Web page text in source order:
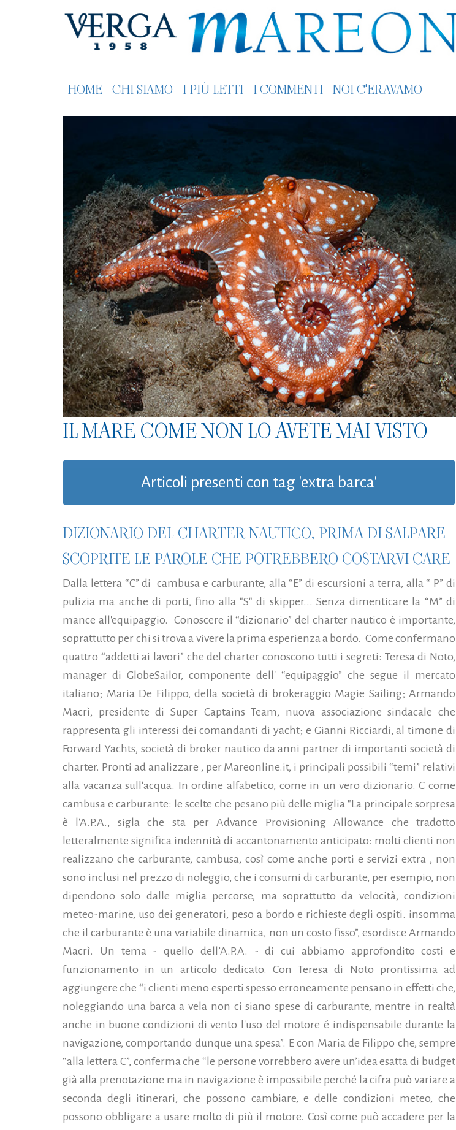
HOME CHI SIAMO I PIÙ LETTI I COMMENTI NOI C'ERAVAMO
IL MARE COME NON LO AVETE MAI VISTO
Articoli presenti con tag 'extra barca'
DIZIONARIO DEL CHARTER NAUTICO, PRIMA DI SALPARE
SCOPRITE LE PAROLE CHE POTREBBERO COSTARVI CARE
Dalla lettera “C” di cambusa e carburante, alla “E” di escursioni a terra, alla “ P” di
pulizia ma anche di porti, fino alla "S" di skipper... Senza dimenticare la “M” di
mance all'equipaggio. Conoscere il “dizionario” del charter nautico è importante,
soprattutto per chi si trova a vivere la prima esperienza a bordo. Come confermano
quattro “addetti ai lavori” che del charter conoscono tutti i segreti: Teresa di Noto,
manager di GlobeSailor, componente dell' “equipaggio” che segue il mercato
italiano; Maria De Filippo, della società di brokeraggio Magie Sailing; Armando
Macrì, presidente di Super Captains Team, nuova associazione sindacale che
rappresenta gli interessi dei comandanti di yacht; e Gianni Ricciardi, al timone di
Forward Yachts, società di broker nautico da anni partner di importanti società di
charter. Pronti ad analizzare , per Mareonline.it, i principali possibili “temi” relativi
alla vacanza sull'acqua. In ordine alfabetico, come in un vero dizionario. C come
cambusa e carburante: le scelte che pesano più delle miglia "La principale sorpresa
è l'A.P.A., sigla che sta per Advance Provisioning Allowance che tradotto
letteralmente significa indennità di accantonamento anticipato: molti clienti non
realizzano che carburante, cambusa, così come anche porti e servizi extra , non
sono inclusi nel prezzo di noleggio, che i consumi di carburante, per esempio, non
dipendono solo dalle miglia percorse, ma soprattutto da velocità, condizioni
meteo-marine, uso dei generatori, peso a bordo e richieste degli ospiti. insomma
che il carburante è una variabile dinamica, non un costo fisso”, esordisce Armando
Macrì. Un tema - quello dell’A.P.A. - di cui abbiamo approfondito costi e
funzionamento in un articolo dedicato. Con Teresa di Noto prontissima ad
aggiungere che “i clienti meno esperti spesso erroneamente pensano in effetti che,
noleggiando una barca a vela non ci siano spese di carburante, mentre in realtà
anche in buone condizioni di vento l'uso del motore é indispensabile durante la
navigazione, comportando dunque una spesa”. E con Maria de Filippo che, sempre
“alla lettera C”, conferma che “le persone vorrebbero avere un’idea esatta di budget
già alla prenotazione ma in navigazione è impossibile perché la cifra può variare a
seconda degli itinerari, che possono cambiare, e delle condizioni meteo, che
possono obbligare a usare molto di più il motore. Così come può accadere per la